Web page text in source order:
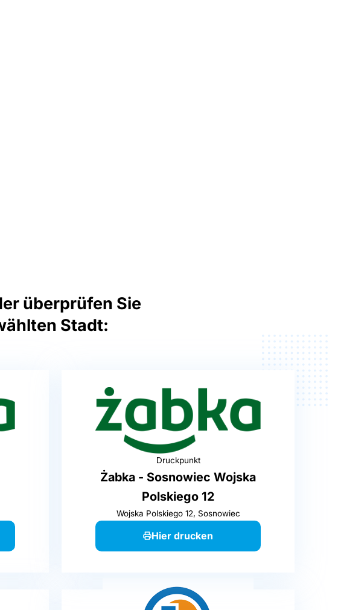
überprüfen Sie
Stadt:
Druckpunkt
Żabka - Sosnowiec Wojska
Polskiego 12
Wojska Polskiego 12, Sosnowiec
Hier drucken